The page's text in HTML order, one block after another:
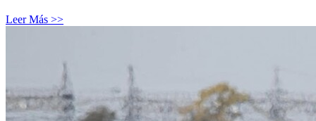
Leer Más >>